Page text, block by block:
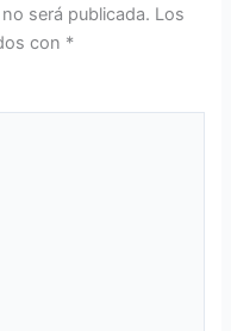
será publicada. Los
con *